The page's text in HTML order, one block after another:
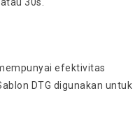
efektivitas
DTG digunakan untuk